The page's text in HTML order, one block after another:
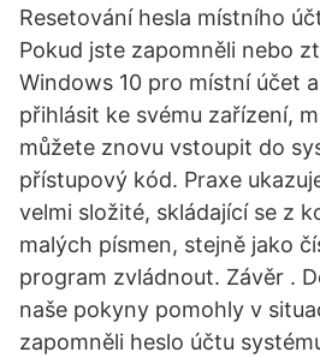
Resetování hesla místního
Pokud jste zapomněli nebo
Windows 10 pro místní účet
přihlásit ke svému zařízení,
můžete znovu vstoupit do
přístupový kód. Praxe
velmi složité, skládající se z
malých písmen, stejně jako
program zvládnout. Závěr .
naše pokyny pomohly v
zapomněli heslo účtu